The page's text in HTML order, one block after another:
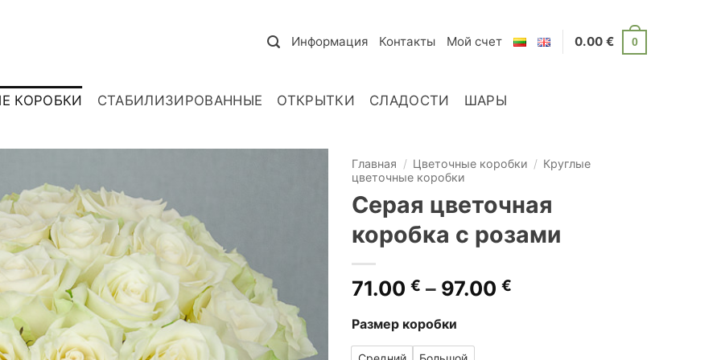
Информация Контакты Мой счет 0.00€ 0
КОРОБКИ СТАБИЛИЗИРОВАННЫЕ ОТКРЫТКИ СЛАДОСТИ ШАРЫ
Главная / Цветочные коробки / Круглые
цветочные коробки
Серая цветочная
коробка с розами
71.00€ – 97.00€
Размер коробки